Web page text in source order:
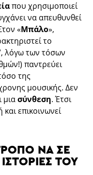
που χρησιμοποιεί
να απευθυνθεί
«Μπάλο»,
το
λόγω των τόσων
παντρεύει
της
μουσικής. Δεν
μιασύνθεση. Έτσι
επικοινωνεί
ΝΑ ΣΕ
ΤΟΥ